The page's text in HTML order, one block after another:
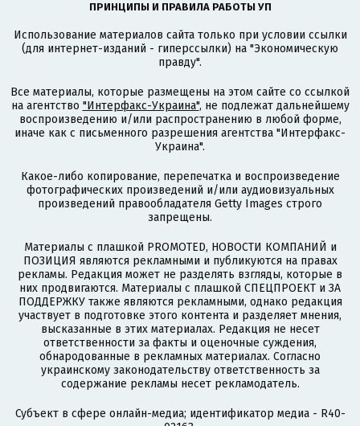
ПРИНЦИПЫ И ПРАВИЛА РАБОТЫ УП
Использование материалов сайта только при условии ссылки
(для интернет-изданий - гиперссылки) на "Экономическую
правду".
Все материалы, которые размещены на этом сайте со ссылкой
на агентство "Интерфакс-Украина", не подлежат дальнейшему
воспроизведению и/или распространению в любой форме,
иначе как с письменного разрешения агентства "Интерфакс-
Украина".
Какое-либо копирование, перепечатка и воспроизведение
фотографических произведений и/или аудиовизуальных
произведений правообладателя Getty Images строго
запрещены.
Материалы с плашкой PROMOTED, НОВОСТИ КОМПАНИЙ и
ПОЗИЦИЯ являются рекламными и публикуются на правах
рекламы. Редакция может не разделять взгляды, которые в
них продвигаются. Материалы с плашкой СПЕЦПРОЕКТ и ЗА
ПОДДЕРЖКУ также являются рекламными, однако редакция
участвует в подготовке этого контента и разделяет мнения,
высказанные в этих материалах. Редакция не несет
ответственности за факты и оценочные суждения,
обнародованные в рекламных материалах. Согласно
украинскому законодательству ответственность за
содержание рекламы несет рекламодатель.
Субъект в сфере онлайн-медиа; идентификатор медиа - R40-